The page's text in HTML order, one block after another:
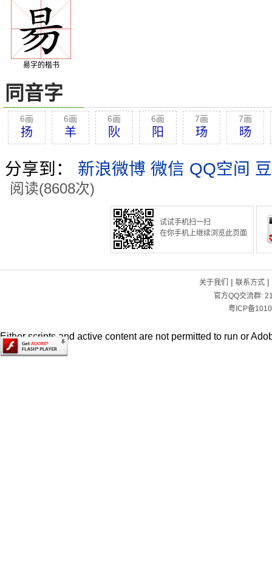
昜字的楷书
同音字
6画
扬
6画
羊
6画
阦
6画
阳
7画
玚
7画
旸
分享到： 新浪微博 微信 QQ空间
阅读(8608次)
试试手机扫一扫
在你手机上继续浏览此页面
关于我们 | 联系方式|
官方QQ交流群:
粤ICP备
Either scripts and active content are not permitted to run or